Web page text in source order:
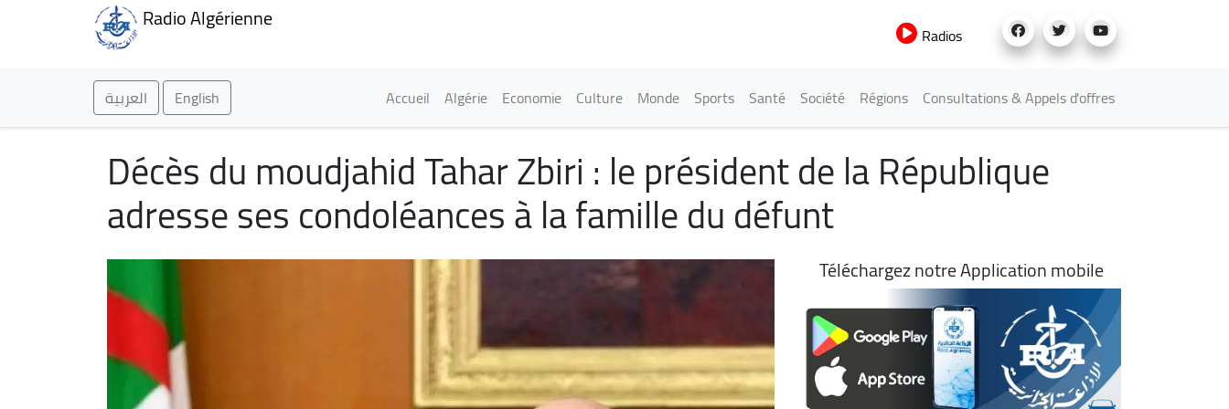
Radio Algérienne
Radios
العربية English Main navigation
Accueil Algérie Economie Culture Monde Sports Santé Société Régions Consultations & Appels d'offres
Décès du moudjahid Tahar Zbiri : le président de la République
adresse ses condoléances à la famille du défunt
Téléchargez notre Application mobile